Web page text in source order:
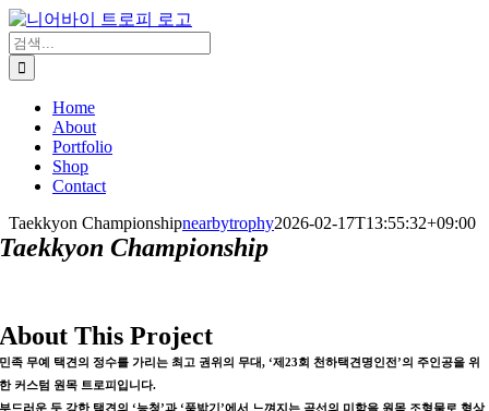
콘
텐
츠
로
검
색:
Home
About
Portfolio
Shop
Contact
Taekkyon Championshipnearbytrophy2026-02-17T13:55:32+09:00
Taekkyon Championship
About This Project
민족 무예 택견의 정수를 가리는 최고 권위의 무대, ‘제23회 천하택견명인전’의 주인공을 위
한 커스텀 원목 트로피입니다.
부드러운 듯 강한 택견의 ‘능청’과 ‘품밟기’에서 느껴지는 곡선의 미학을 원목 조형물로 형상